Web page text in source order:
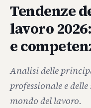
Tendenze
lavoro
e
Analisi delle
professionale e
mondo del lavoro.